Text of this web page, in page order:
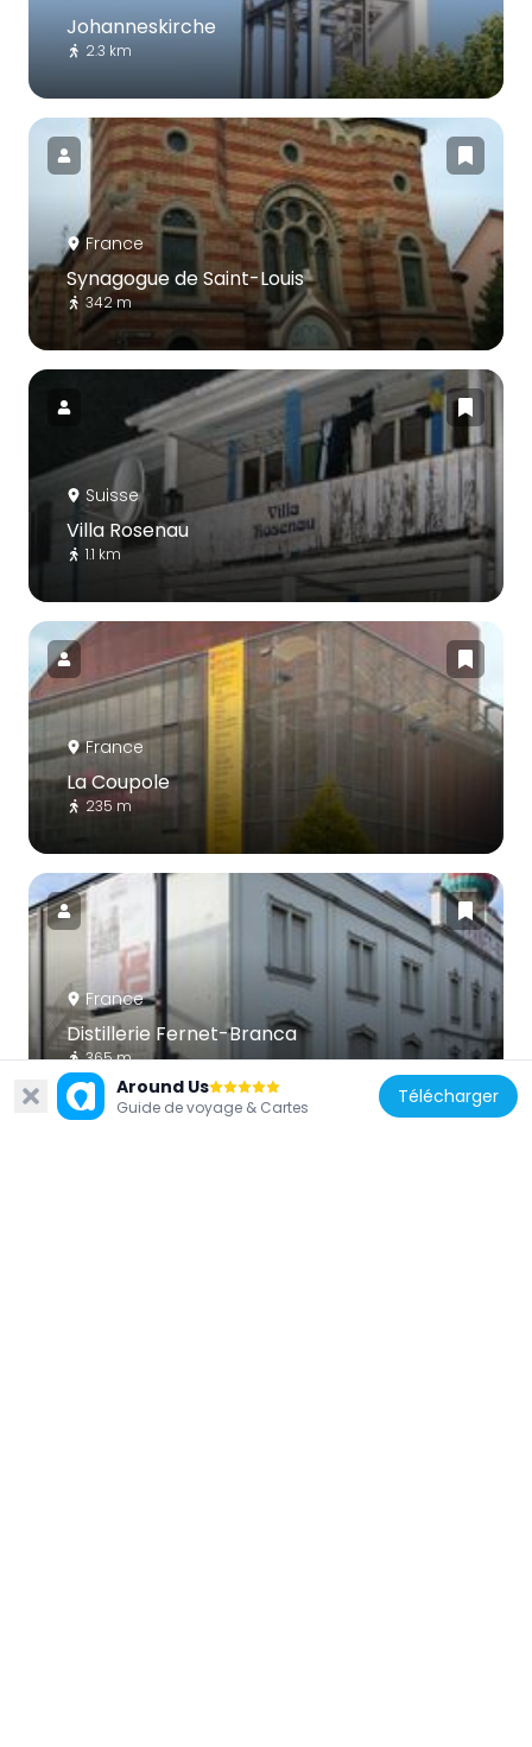
Johanneskirche
2.3 km
France
Synagogue de Saint-Louis
342 m
Suisse
Villa Rosenau
1.1 km
France
La Coupole
235 m
France
Distillerie Fernet-Branca
365 m
Around Us
Guide de voyage & Cartes Télécharger